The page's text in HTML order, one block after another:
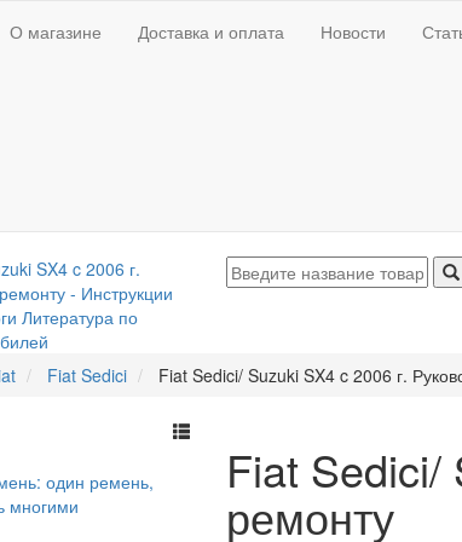
О магазине Доставка и оплата Новости
Fiat Sedici Fiat Sedici/ Suzuki SX4 c 2006 г.
один ремень,
многими
Fiat Sedici/
ремонту